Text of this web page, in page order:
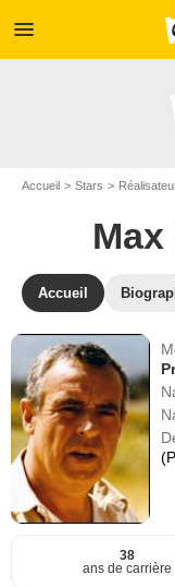
menu
Accueil Stars
Max
Accueil
38
ans de carrière